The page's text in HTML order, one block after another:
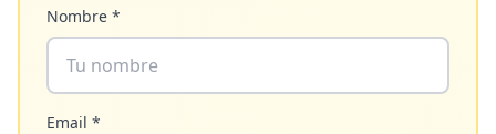
Nombre *
Email *